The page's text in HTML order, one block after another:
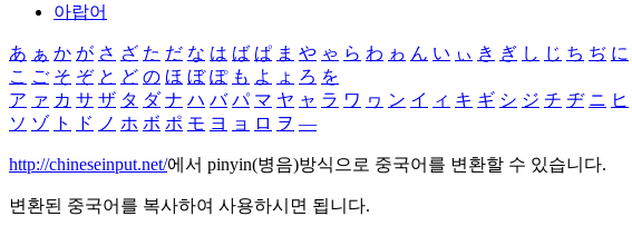
아랍어
あ ぁ か が さ ざ た だ な は ば ぱ ま や ゃ ら わ ゎ ん い ぃ き ぎ し じ ち ぢ に
こ ご そ ぞ と ど の ほ ぼ ぽ も よ ょ ろ を
ア ァ カ サ ザ タ ダ ナ ハ バ パ マ ヤ ャ ラ ワ ヮ ン イ ィ キ ギ シ ジ チ ヂ ニ ヒ
ソ ゾ ト ド ノ ホ ボ ポ モ ヨ ョ ロ ヲ ―
http://chineseinput.net/에서 pinyin(병음)방식으로 중국어를 변환할 수 있습니다.
변환된 중국어를 복사하여 사용하시면 됩니다.